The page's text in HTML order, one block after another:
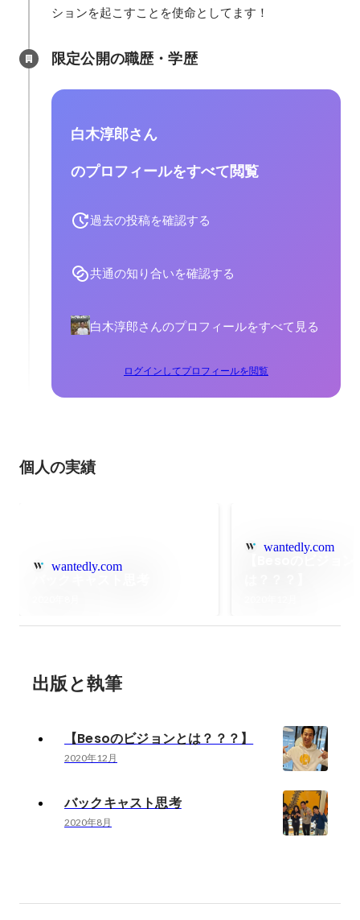
限定公開の職歴・学歴
白木淳郎さん
のプロフィールをすべて閲覧
過去の投稿を確認する
共通の知り合いを確認する
白木淳郎さんのプロフィールをすべて見る
ログインしてプロフィールを閲覧
個人の実績
wantedly.com
wantedly.com
出版と執筆
【Besoのビジョンとは？？？】
2020年12月
バックキャスト思考
2020年8月